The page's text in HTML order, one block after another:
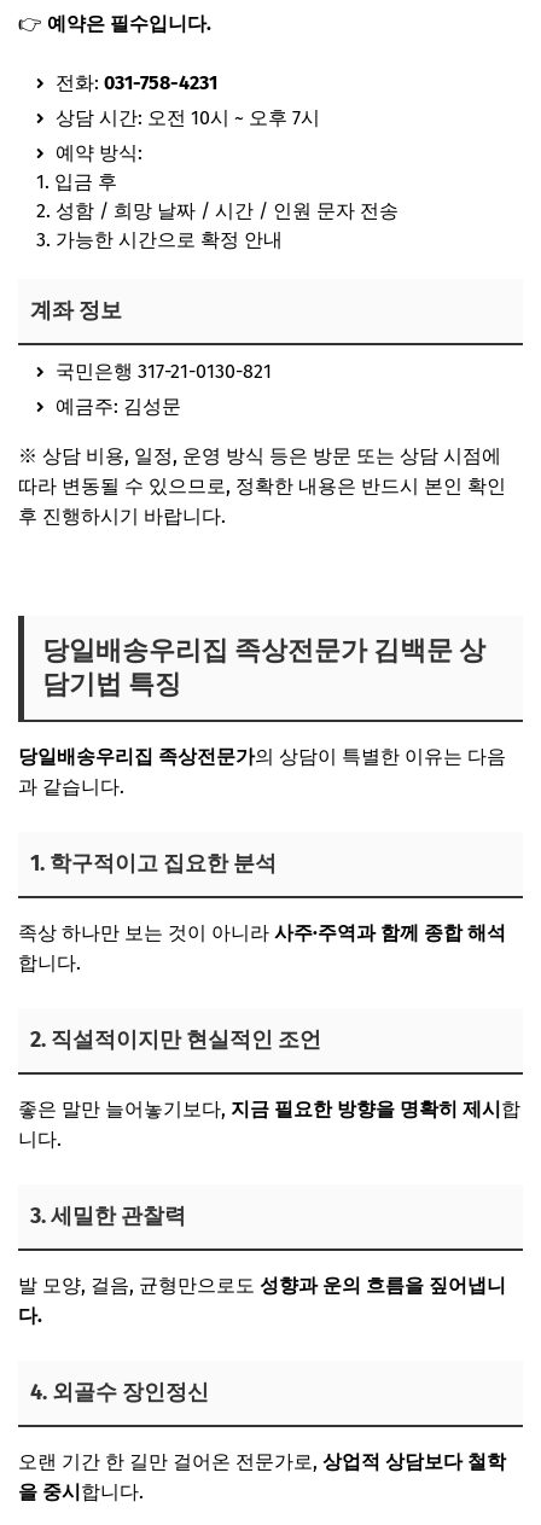
👉 예약은 필수입니다.
전화: 031-758-4231
상담 시간: 오전 10시 ~ 오후 7시
예약 방식:
1. 입금 후
2. 성함 / 희망 날짜 / 시간 / 인원 문자 전송
3. 가능한 시간으로 확정 안내
계좌 정보
국민은행 317-21-0130-821
예금주: 김성문
※ 상담 비용, 일정, 운영 방식 등은 방문 또는 상담 시점에
따라 변동될 수 있으므로, 정확한 내용은 반드시 본인 확인
후 진행하시기 바랍니다.
당일배송우리집 족상전문가 김백문 상
담기법 특징
당일배송우리집 족상전문가의 상담이 특별한 이유는 다음
과 같습니다.
1. 학구적이고 집요한 분석
족상 하나만 보는 것이 아니라 사주·주역과 함께 종합 해석
합니다.
2. 직설적이지만 현실적인 조언
좋은 말만 늘어놓기보다, 지금 필요한 방향을 명확히 제시합
니다.
3. 세밀한 관찰력
발 모양, 걸음, 균형만으로도 성향과 운의 흐름을 짚어냅니
다.
4. 외골수 장인정신
오랜 기간 한 길만 걸어온 전문가로, 상업적 상담보다 철학
을 중시합니다.